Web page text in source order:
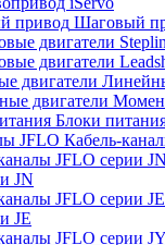
Шаговый
двигатели
двигатели
Блоки
Кабель-
JN
JE